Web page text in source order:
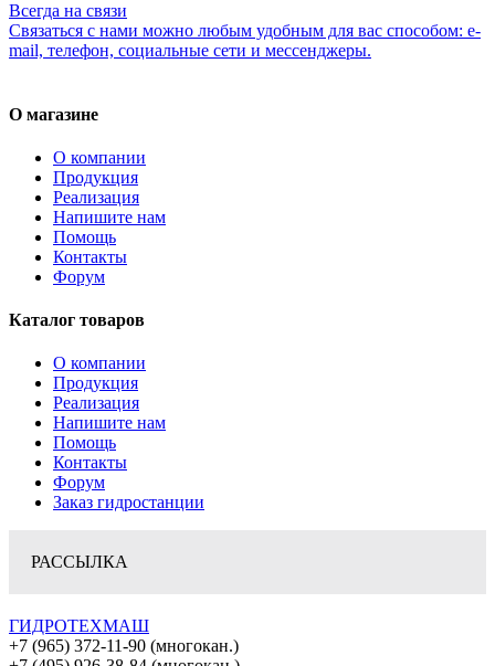
Всегда на связи
Связаться с нами можно любым удобным для вас способом: e-
mail, телефон, социальные сети и мессенджеры.
О магазине
О компании
Продукция
Реализация
Напишите нам
Помощь
Контакты
Форум
Каталог товаров
О компании
Продукция
Реализация
Напишите нам
Помощь
Контакты
Форум
Заказ гидростанции
РАССЫЛКА
ГИДРОТЕХМАШ
+7 (965) 372-11-90 (многокан.)